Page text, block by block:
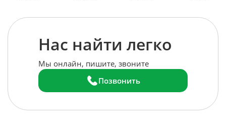
Нас найти легко
Мы онлайн, пишите, звоните
Позвонить